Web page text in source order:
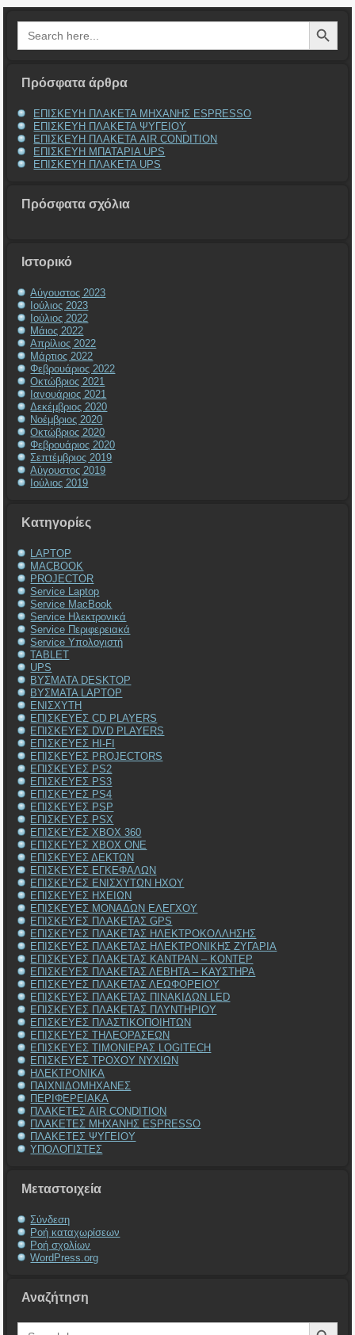
Search
for:
Search Button
Πρόσφατα άρθρα
ΕΠΙΣΚΕΥΗ ΠΛΑΚΕΤΑ ΜΗΧΑΝΗΣ ESPRESSO
ΕΠΙΣΚΕΥΗ ΠΛΑΚΕΤΑ ΨΥΓΕΙΟΥ
ΕΠΙΣΚΕΥΗ ΠΛΑΚΕΤΑ AIR CONDITION
ΕΠΙΣΚΕΥΗ ΜΠΑΤΑΡΙΑ UPS
ΕΠΙΣΚΕΥΗ ΠΛΑΚΕΤΑ UPS
Πρόσφατα σχόλια
Ιστορικό
Αύγουστος 2023
Ιούλιος 2023
Ιούλιος 2022
Μάιος 2022
Απρίλιος 2022
Μάρτιος 2022
Φεβρουάριος 2022
Οκτώβριος 2021
Ιανουάριος 2021
Δεκέμβριος 2020
Νοέμβριος 2020
Οκτώβριος 2020
Φεβρουάριος 2020
Σεπτέμβριος 2019
Αύγουστος 2019
Ιούλιος 2019
Kατηγορίες
LAPTOP
MACBOOK
PROJECTOR
Service Laptop
Service MacBook
Service Ηλεκτρονικά
Service Περιφερειακά
Service Υπολογιστή
TABLET
UPS
ΒΥΣΜΑΤΑ DESKTOP
ΒΥΣΜΑΤΑ LAPTOP
ΕΝΙΣΧΥΤΗ
ΕΠΙΣΚΕΥΕΣ CD PLAYERS
ΕΠΙΣΚΕΥΕΣ DVD PLAYERS
ΕΠΙΣΚΕΥΕΣ HI-FI
ΕΠΙΣΚΕΥΕΣ PROJECTORS
ΕΠΙΣΚΕΥΕΣ PS2
ΕΠΙΣΚΕΥΕΣ PS3
ΕΠΙΣΚΕΥΕΣ PS4
ΕΠΙΣΚΕΥΕΣ PSP
ΕΠΙΣΚΕΥΕΣ PSX
ΕΠΙΣΚΕΥΕΣ XBOX 360
ΕΠΙΣΚΕΥΕΣ XBOX ONE
ΕΠΙΣΚΕΥΕΣ ΔΕΚΤΩΝ
ΕΠΙΣΚΕΥΕΣ ΕΓΚΕΦΑΛΩΝ
ΕΠΙΣΚΕΥΕΣ ΕΝΙΣΧΥΤΩΝ ΗΧΟΥ
ΕΠΙΣΚΕΥΕΣ ΗΧΕΙΩΝ
ΕΠΙΣΚΕΥΕΣ ΜΟΝΑΔΩΝ ΕΛΕΓΧΟΥ
ΕΠΙΣΚΕΥΕΣ ΠΛΑΚΕΤΑΣ GPS
ΕΠΙΣΚΕΥΕΣ ΠΛΑΚΕΤΑΣ ΗΛΕΚΤΡΟΚΟΛΛΗΣΗΣ
ΕΠΙΣΚΕΥΕΣ ΠΛΑΚΕΤΑΣ ΗΛΕΚΤΡΟΝΙΚΗΣ ΖΥΓΑΡΙΑ
ΕΠΙΣΚΕΥΕΣ ΠΛΑΚΕΤΑΣ ΚΑΝΤΡΑΝ – ΚΟΝΤΕΡ
ΕΠΙΣΚΕΥΕΣ ΠΛΑΚΕΤΑΣ ΛΕΒΗΤΑ – ΚΑΥΣΤΗΡΑ
ΕΠΙΣΚΕΥΕΣ ΠΛΑΚΕΤΑΣ ΛΕΩΦΟΡΕΙΟΥ
ΕΠΙΣΚΕΥΕΣ ΠΛΑΚΕΤΑΣ ΠΙΝΑΚΙΔΩΝ LED
ΕΠΙΣΚΕΥΕΣ ΠΛΑΚΕΤΑΣ ΠΛΥΝΤΗΡΙΟΥ
ΕΠΙΣΚΕΥΕΣ ΠΛΑΣΤΙΚΟΠΟΙΗΤΩΝ
ΕΠΙΣΚΕΥΕΣ ΤΗΛΕΟΡΑΣΕΩΝ
ΕΠΙΣΚΕΥΕΣ ΤΙΜΟΝΙΕΡΑΣ LOGITECH
ΕΠΙΣΚΕΥΕΣ ΤΡΟΧΟΥ ΝΥΧΙΩΝ
ΗΛΕΚΤΡΟΝΙΚΑ
ΠΑΙΧΝΙΔΟΜΗΧΑΝΕΣ
ΠΕΡΙΦΕΡΕΙΑΚΑ
ΠΛΑΚΕΤΕΣ AIR CONDITION
ΠΛΑΚΕΤΕΣ ΜΗΧΑΝΗΣ ESPRESSO
ΠΛΑΚΕΤΕΣ ΨΥΓΕΙΟΥ
ΥΠΟΛΟΓΙΣΤΕΣ
Μεταστοιχεία
Σύνδεση
Ροή καταχωρίσεων
Ροή σχολίων
WordPress.org
Αναζήτηση
Search
Search Button